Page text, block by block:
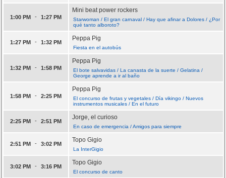
1:00 PM - 1:27 PM
Mini beat power rockers
Starwoman / El gran carnaval / Hay que afinar a Dolores / ¿Por
qué tanto alboroto?
1:27 PM - 1:32 PM
Peppa Pig
Fiesta en el autobús
1:32 PM - 1:58 PM
Peppa Pig
El bote salvavidas / La canasta de la suerte / Gelatina /
George aprende a ir al baño
1:58 PM - 2:25 PM
Peppa Pig
El concurso de frutas y vegetales / Día vikingo / Nuevos
instrumentos musicales / En el futuro
2:25 PM - 2:51 PM
Jorge, el curioso
En caso de emergencia / Amigos para siempre
2:51 PM - 3:02 PM
Topo Gigio
La InterGigio
3:02 PM - 3:16 PM
Topo Gigio
El concurso de canto